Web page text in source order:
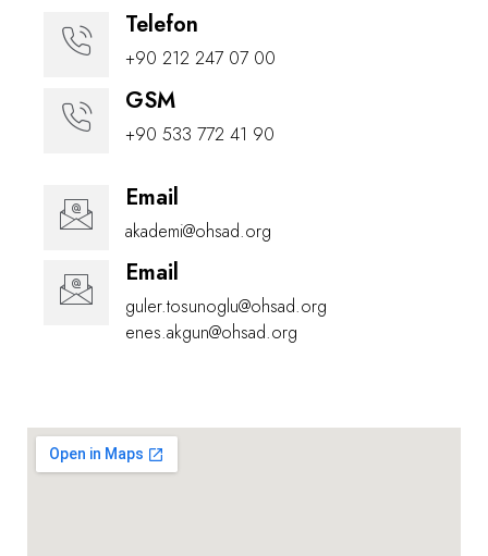
Telefon
+90 212 247 07 00
GSM
+90 533 772 41 90
Email
akademi@ohsad.org
Email
guler.tosunoglu@ohsad.org
enes.akgun@ohsad.org